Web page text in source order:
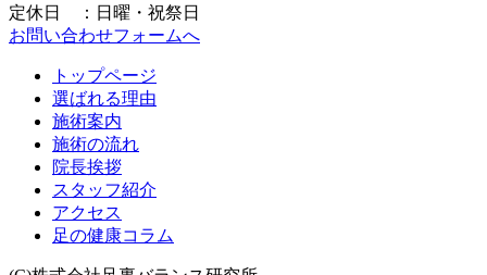
定休日 ：日曜・祝祭日
お問い合わせフォームへ
トップページ
選ばれる理由
施術案内
施術の流れ
院長挨拶
スタッフ紹介
アクセス
足の健康コラム